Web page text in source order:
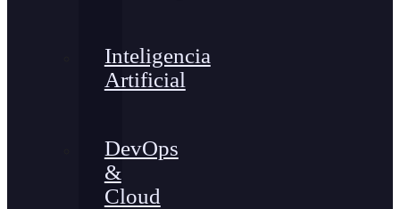
Inteligencia
Artificial
DevOps
&
Cloud